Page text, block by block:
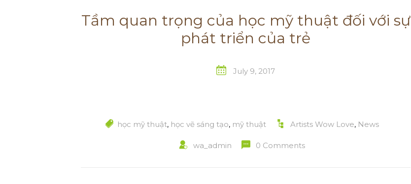
Tầm quan trọng của học mỹ thuật đối với sự
phát triển của trẻ
July 9, 2017
học mỹ thuật, học vẽ sáng tạo, mỹ thuật Artists Wow Love, News
wa_admin 0 Comments